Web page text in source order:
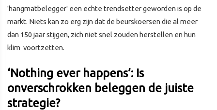
'hangmatbelegger' een echte trendsetter geworden is op de
markt. Niets kan zo erg zijn dat de beurskoersen die al meer
dan 150 jaar stijgen, zich niet snel zouden herstellen en hun
klim voortzetten.
‘Nothing ever happens’: Is
onverschrokken beleggen de juiste
strategie?